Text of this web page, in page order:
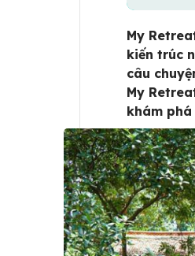
My
kiến trúc
câu
My
khám